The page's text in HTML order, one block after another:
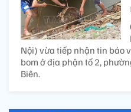
Nội) vừa tiếp nhận tin báo
bom ở địa phận tổ 2,
Biên.